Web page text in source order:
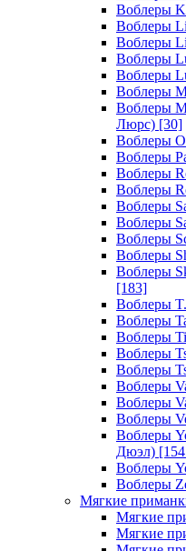
Воблеры
Воблеры
Воблеры
Воблеры
Воблеры
Воблеры
Воблеры
Люрс) [30]
Воблеры
Воблеры
Воблеры
Воблеры
Воблеры
Воблеры
Воблеры
Воблеры
Воблеры
[183]
Воблеры
Воблеры
Воблеры
Воблеры
Воблеры
Воблеры
Воблеры
Воблеры
Воблеры
Дюэл)
Воблеры
Воблеры
Мягкие
Мягкие
Мягкие